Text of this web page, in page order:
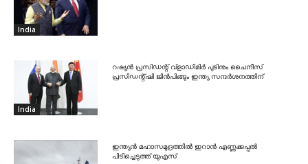
India
India
റഷ്യൻ പ്രസിഡന്റ് വ്‌ളാഡിമിർ പുടിനും ചൈനീസ്
പ്രസിഡന്റ്ഷി ജിൻപിങ്ങും ഇന്ത്യ സന്ദർശനത്തിന്
ഇന്ത്യൻ മഹാസമുദ്രത്തിൽ ഇറാൻ എണ്ണക്കപ്പൽ
പിടിച്ചെടുത്ത് യുഎസ്